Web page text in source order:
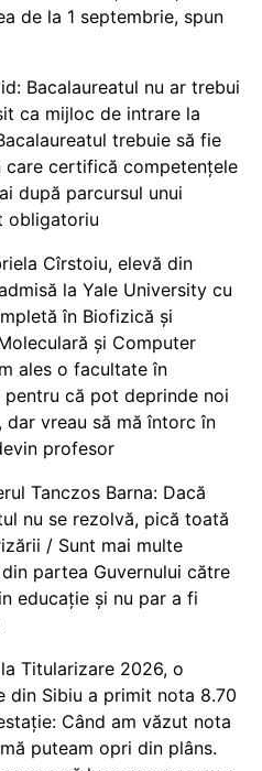
de la 1 septembrie, spun
Bacalaureatul nu ar trebui
ca mijloc de intrare la
trebuie să fie
care certifică competențele
după parcursul unui
obligatoriu
Cîrstoiu, elevă din
la Yale University cu
în Biofizică și
și Computer
ales o facultate în
pentru că pot deprinde noi
dar vreau să mă întorc în
profesor
Tanczos Barna: Dacă
nu se rezolvă, pică toată
/ Sunt mai multe
partea Guvernului către
educație și nu par a fi
Titularizare 2026, o
din Sibiu a primit nota 8.70
Când am văzut nota
puteam opri din plâns.